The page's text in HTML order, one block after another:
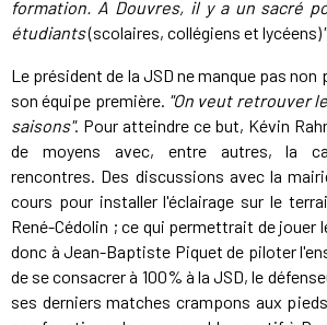
formation. A Douvres, il y a un sacré
étudiants(scolaires, collégiens et lycéens)"
Le président de la JSD ne manque pas
son équipe première. "On veut retrouver
saisons". Pour atteindre ce but, Kévin
de moyens avec, entre autres, la
rencontres. Des discussions avec la
cours pour installer l'éclairage sur le
René-Cédolin ; ce qui permettrait de jouer
donc à Jean-Baptiste Piquet de piloter
de se consacrer à 100% à la JSD, le
ses derniers matches crampons aux